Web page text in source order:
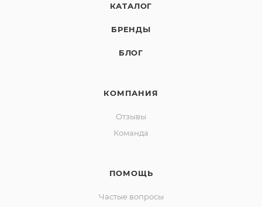
КАТАЛОГ
БРЕНДЫ
БЛОГ
КОМПАНИЯ
Отзывы
Команда
ПОМОЩЬ
Частые вопросы